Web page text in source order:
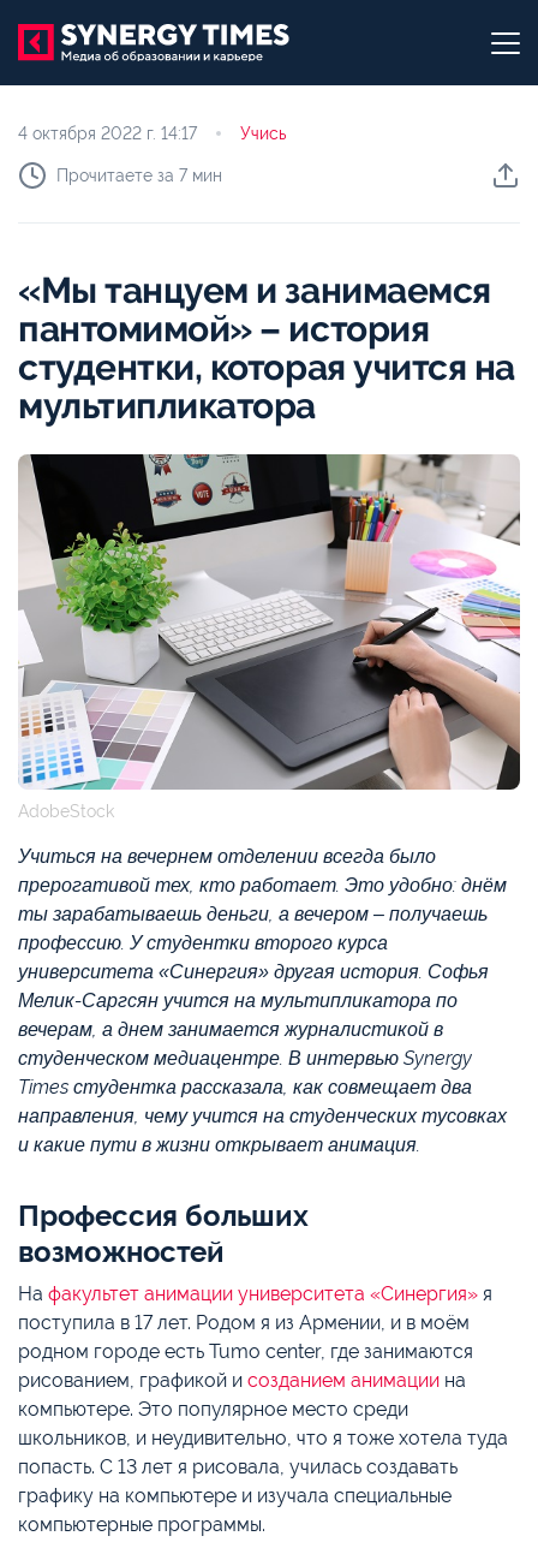
4 октября 2022 г. 14:17 Учись
Прочитаете за 7 мин
«Мы танцуем и занимаемся
пантомимой» – история
студентки, которая учится на
мультипликатора
AdobeStock
Учиться на вечернем отделении всегда было
прерогативой тех, кто работает. Это удобно: днём
ты зарабатываешь деньги, а вечером – получаешь
профессию. У студентки второго курса
университета «Синергия» другая история. Софья
Мелик-Саргсян учится на мультипликатора по
вечерам, а днем занимается журналистикой в
студенческом медиацентре. В интервью Synergy
Times студентка рассказала, как совмещает два
направления, чему учится на студенческих тусовках
и какие пути в жизни открывает анимация.
Профессия больших
возможностей
На факультет анимации университета «Синергия» я
поступила в 17 лет. Родом я из Армении, и в моём
родном городе есть Tumo center, где занимаются
рисованием, графикой и созданием анимации на
компьютере. Это популярное место среди
школьников, и неудивительно, что я тоже хотела туда
попасть. С 13 лет я рисовала, училась создавать
графику на компьютере и изучала специальные
компьютерные программы.